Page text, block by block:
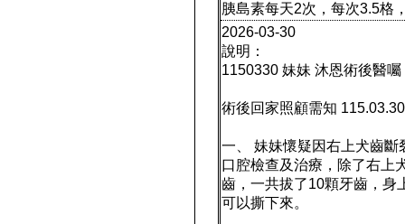
胰島素每天2次，每次3.5格
2026-03-30
說明：
1150330 妹妹 沐恩術後醫囑
術後回家照顧需知
一、 妹妹懷疑因右上犬齒
口腔檢查及治療，除了右上
齒，一共拔了10顆牙齒，身
可以撕下來。